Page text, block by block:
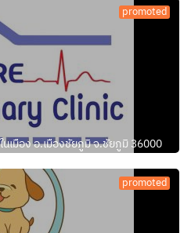
promoted
มือง อ.เมืองชัยภูมิ จ.ชัยภูมิ 36000
promoted